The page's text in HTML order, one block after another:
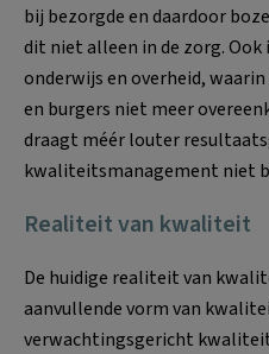
bij bezorgde en daardoor
dit niet alleen in de zorg. Ook
onderwijs en overheid,
en burgers niet meer
draagt méér louter
kwaliteitsmanagement niet
Realiteit van kwaliteit
De huidige realiteit van
aanvullende vorm van
verwachtingsgericht